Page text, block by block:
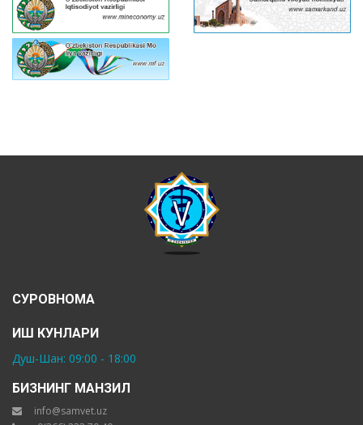
СУРОВНОМА
ИШ КУНЛАРИ
Душ-Шан: 09:00 - 18:00
БИЗНИНГ МАНЗИЛ
info@samvet.uz